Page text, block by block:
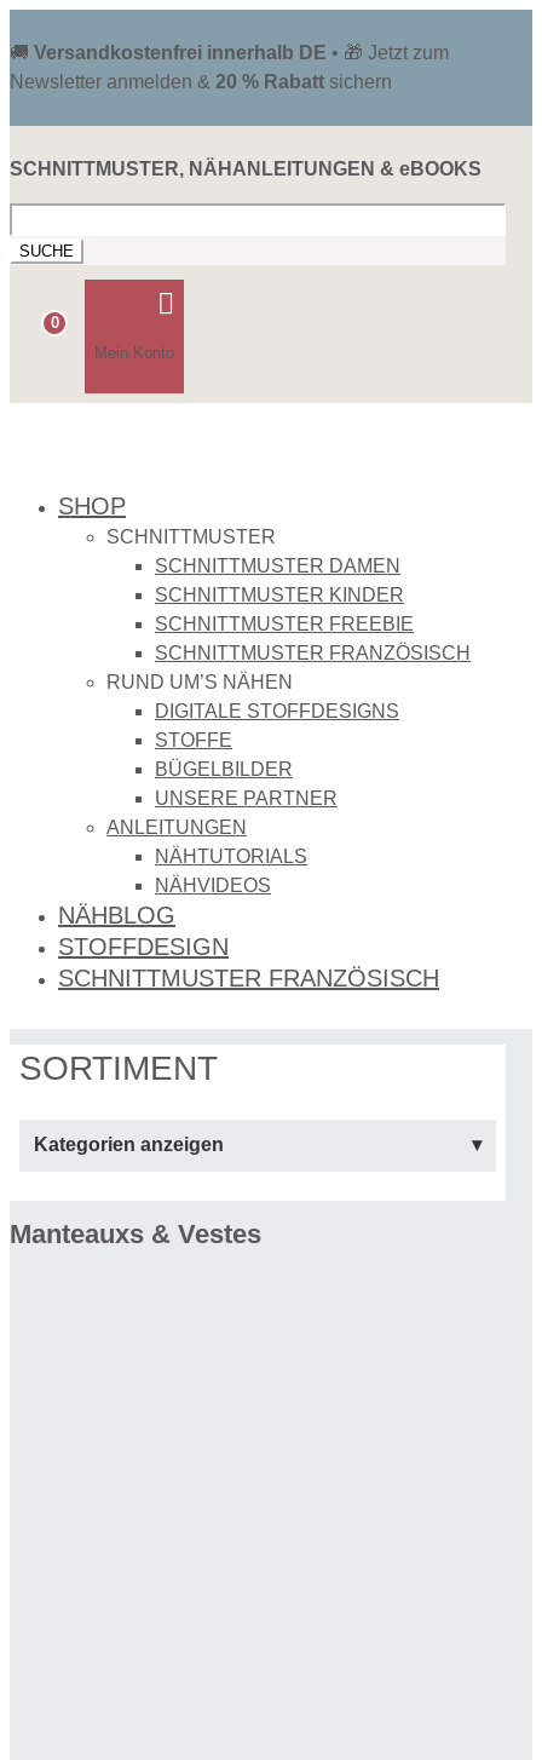
🚚 Versandkostenfrei innerhalb DE • 🎁 Jetzt zum
Newsletter anmelden & 20 % Rabatt sichern
SCHNITTMUSTER, NÄHANLEITUNGEN & eBOOKS
nach:
0

Mein Konto
SHOP
SCHNITTMUSTER
SCHNITTMUSTER DAMEN
SCHNITTMUSTER KINDER
SCHNITTMUSTER FREEBIE
SCHNITTMUSTER FRANZÖSISCH
RUND UM’S NÄHEN
DIGITALE STOFFDESIGNS​
STOFFE
BÜGELBILDER
UNSERE PARTNER
ANLEITUNGEN
NÄHTUTORIALS
NÄHVIDEOS
NÄHBLOG
STOFFDESIGN
SCHNITTMUSTER FRANZÖSISCH
SORTIMENT
Kategorien anzeigen
Manteauxs & Vestes